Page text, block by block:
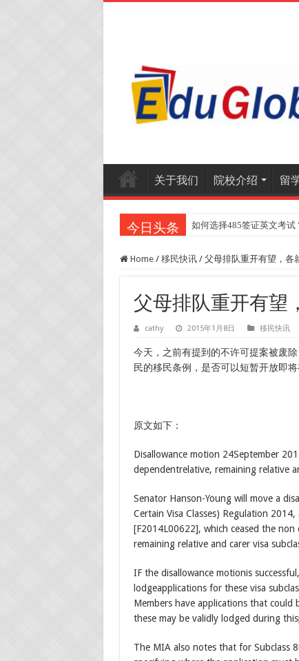
关于我们 院校介绍 留
今日头条 如何选择485签证英文考试
Home / 移民快讯 / 父母排队重开有望，各
父母排队重开有望
cathy 2015年1月8日 移民快讯
今天，之前有提到的不许可提案被废
民的移民条例，是否可以短暂开放即将
原文如下：
Disallowance motion 24September
dependentrelative, remaining relative
Senator Hanson-Young will move a
Certain Visa Classes) Regulation
[F2014L00622], which ceased the
remaining relative and carer visa
IF the disallowance motionis
lodgeapplications for these visa
Members have applications that
these may be validly lodged during
The MIA also notes that for Subclass